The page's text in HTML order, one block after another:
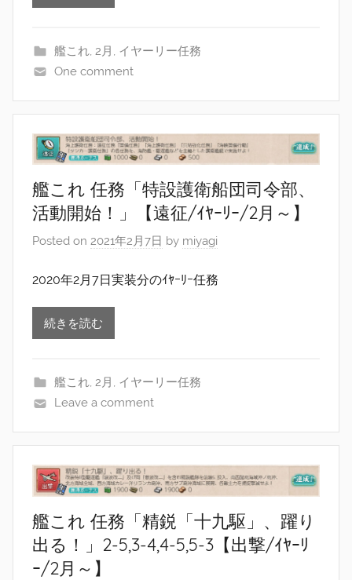
艦これ, 2月 , イヤーリー任務
One comment
艦これ 任務「特設護衛船団司令部、
活動開始！」【遠征/ｲﾔｰﾘｰ/2月～】
Posted on 2021年2月7日 by miyagi
2020年2月7日実装分のｲﾔｰﾘｰ任務
続きを読む
艦これ, 2月 , イヤーリー任務
Leave a comment
艦これ 任務「精鋭「十九駆」、躍り
出る！」2-5,3-4,4-5,5-3【出撃/ｲﾔｰﾘ
ｰ/2月～】